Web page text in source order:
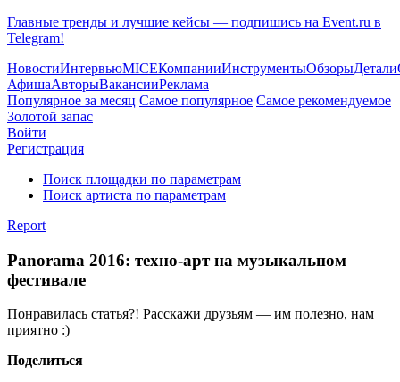
Главные тренды и лучшие кейсы — подпишись на Event.ru в
Telegram!
НовостиИнтервьюMICEКомпанииИнструментыОбзорыДетали
АфишаАвторыВакансииРеклама
Популярное за месяц Самое популярное Самое рекомендуемое
Золотой запас
Войти
Регистрация
Поиск площадки по параметрам
Поиск артиста по параметрам
Report
Panorama 2016: техно-арт на музыкальном
фестивале
Понравилась статья?! Расскажи друзьям — им полезно, нам
приятно :)
Поделиться